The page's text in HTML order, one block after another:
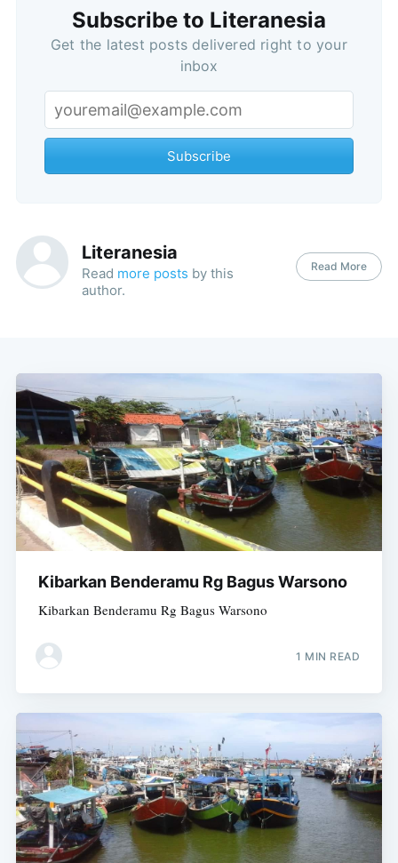
Subscribe to Literanesia
Get the latest posts delivered right to your
inbox
Subscribe
Literanesia
Read more posts by this
author.
Read More
Kibarkan Benderamu Rg Bagus Warsono
Kibarkan Benderamu Rg Bagus Warsono
1 MIN READ